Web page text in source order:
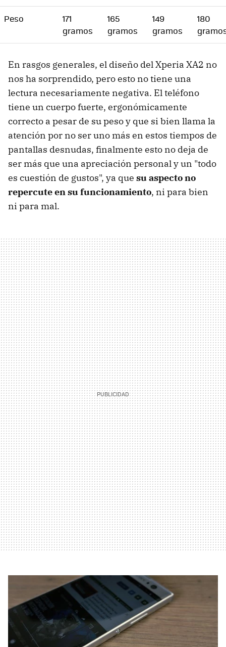
Peso
171
gramos
165
gramos
149
gramos
180
En rasgos generales, el diseño del Xperia XA2 no
nos ha sorprendido, pero esto no tiene una
lectura necesariamente negativa. El teléfono
tiene un cuerpo fuerte, ergonómicamente
correcto a pesar de su peso y que si bien llama la
atención por no ser uno más en estos tiempos de
pantallas desnudas, finalmente esto no deja de
ser más que una apreciación personal y un "todo
es cuestión de gustos", ya que su aspecto no
repercute en su funcionamiento, ni para bien
ni para mal.